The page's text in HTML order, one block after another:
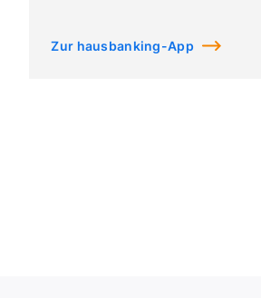
Zur hausbanking-App